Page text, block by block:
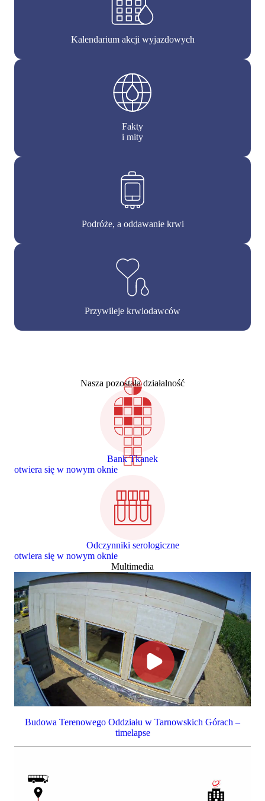
Kalendarium akcji wyjazdowych
Fakty
i mity
Podróże, a oddawanie krwi
Przywileje krwiodawców
Nasza pozostała działalność
Bank Tkanek
otwiera się w nowym oknie
Odczynniki serologiczne
otwiera się w nowym oknie
Multimedia
Budowa Terenowego Oddziału w Tarnowskich Górach –
timelapse